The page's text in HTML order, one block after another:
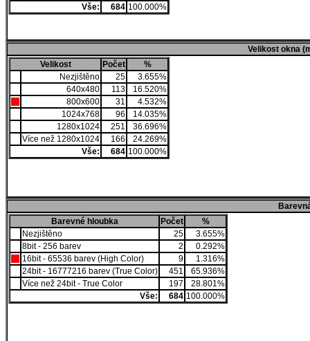
Vše:
684 100.000%
Velikost okna
Velikost
Počet
%
Nezjištěno
25
3.655%
640x480
113
16.520%
800x600
31
4.532%
1024x768
96
14.035%
1280x1024
251
36.696%
Více než 1280x1024
166
24.269%
Vše:
684 100.000%
Barevné hloubka
Počet
%
Nezjištěno
25
3.655%
8bit - 256 barev
2
0.292%
16bit - 65536 barev (High Color)
9
1.316%
24bit - 16777216 barev (True Color)
451
65.936%
Více než 24bit - True Color
197
28.801%
Vše:
684 100.000%